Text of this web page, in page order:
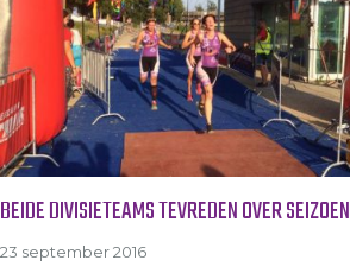
BEIDE DIVISIETEAMS TEVREDEN OVER SEIZOEN
23 september 2016